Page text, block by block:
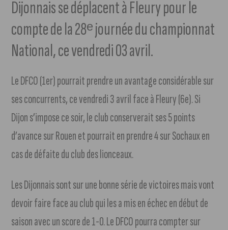
Dijonnais se déplacent à Fleury pour le
compte de la 28ᵉ journée du championnat
National, ce vendredi 03 avril.
Le DFCO (1er) pourrait prendre un avantage considérable sur
ses concurrents, ce vendredi 3 avril face à Fleury (6e). Si
Dijon s’impose ce soir, le club conserverait ses 5 points
d’avance sur Rouen et pourrait en prendre 4 sur Sochaux en
cas de défaite du club des lionceaux.
Les Dijonnais sont sur une bonne série de victoires mais vont
devoir faire face au club qui les a mis en échec en début de
saison avec un score de 1-0. Le DFCO pourra compter sur